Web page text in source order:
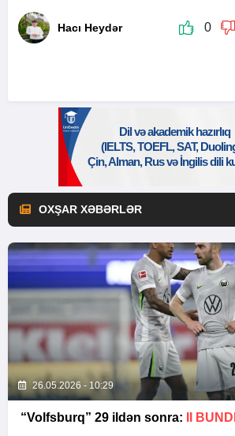
Hacı Heydər 0
OXŞAR XƏBƏRLƏR
26.05.2026 - 10:29
“Volfsburq” 29 ildən sonra: II